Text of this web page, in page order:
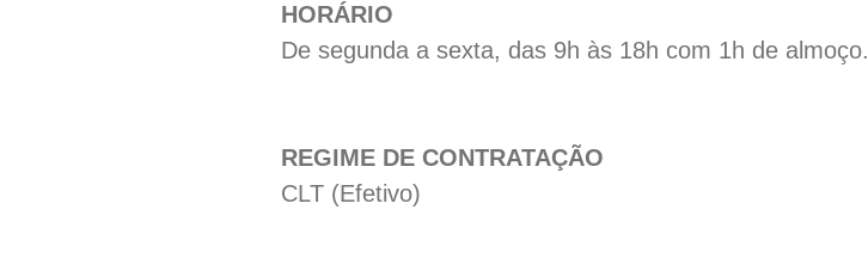
HORÁRIO
De segunda a sexta, das 9h às 18h com 1h de almoço.
REGIME DE CONTRATAÇÃO
CLT (Efetivo)